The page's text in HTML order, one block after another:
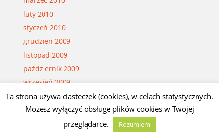
luty 2010
styczeń 2010
grudzień 2009
listopad 2009
październik 2009
wrzesień 2009
sierpień 2009
lipiec 2009
czerwiec 2009
Ta strona używa ciasteczek (cookies), w celach statystycznych.
Możesz wyłączyć obsługę plików cookies w Twojej
przeglądarce.
Rozumiem